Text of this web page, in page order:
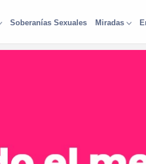
Soberanías Sexuales Miradas